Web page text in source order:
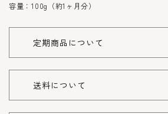
容量：100g（約1ヶ月分）
定期商品について
送料について